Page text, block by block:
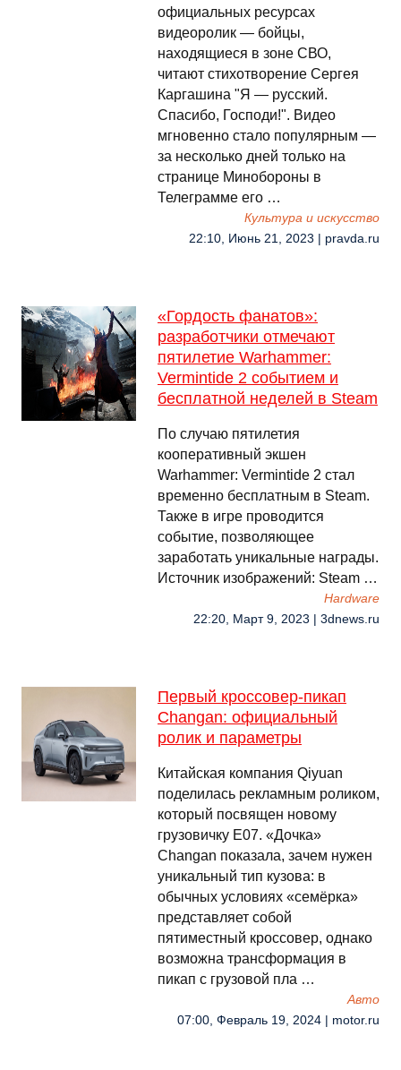
официальных ресурсах
видеоролик — бойцы,
находящиеся в зоне СВО,
читают стихотворение Сергея
Каргашина "Я — русский.
Спасибо, Господи!". Видео
мгновенно стало популярным —
за несколько дней только на
странице Минобороны в
Телеграмме его …
Культура и искусство
22:10, Июнь 21, 2023 | pravda.ru
«Гордость фанатов»:
разработчики отмечают
пятилетие Warhammer:
Vermintide 2 событием и
бесплатной неделей в Steam
По случаю пятилетия
кооперативный экшен
Warhammer: Vermintide 2 стал
временно бесплатным в Steam.
Также в игре проводится
событие, позволяющее
заработать уникальные награды.
Источник изображений: Steam …
Hardware
22:20, Март 9, 2023 | 3dnews.ru
Первый кроссовер-пикап
Changan: официальный
ролик и параметры
Китайская компания Qiyuan
поделилась рекламным роликом,
который посвящен новому
грузовичку E07. «Дочка»
Changan показала, зачем нужен
уникальный тип кузова: в
обычных условиях «семёрка»
представляет собой
пятиместный кроссовер, однако
возможна трансформация в
пикап с грузовой пла …
Авто
07:00, Февраль 19, 2024 | motor.ru